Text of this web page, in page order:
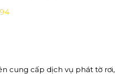
cung cấp dịch vụ phát tờ rơi,